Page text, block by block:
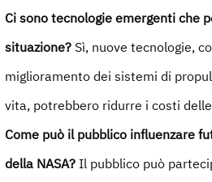
Ci sono tecnologie emergenti che
situazione?Sì, nuove tecnologie,
miglioramento dei sistemi di
vita, potrebbero ridurre i costi
Come può il pubblico influenzare
della NASA? Il pubblico può